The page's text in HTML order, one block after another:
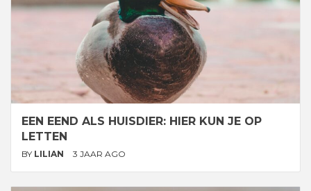
EEN EEND ALS HUISDIER: HIER KUN JE OP
LETTEN
BY LILIAN 3 JAAR AGO